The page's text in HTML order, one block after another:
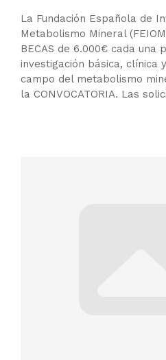
La Fundación Española de
Metabolismo Mineral
BECAS de 6.000€ cada una
investigación básica, clínica
campo del metabolismo
la CONVOCATORIA. Las